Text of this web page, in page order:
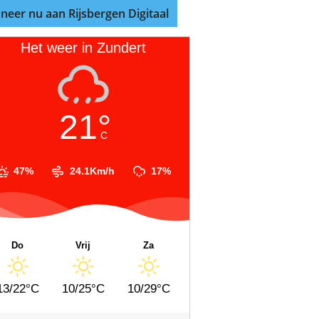
nu aan Rijsbergen Digitaal
Het weer in Zundert
21°
C
47% 24.1Km/h 17%
Do
22°C
Vrij
10/25°C
Za
10/29°C